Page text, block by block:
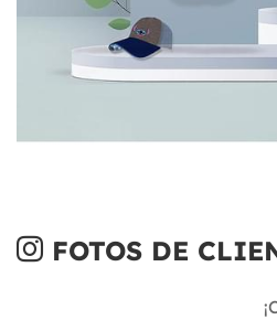
FOTOS DE